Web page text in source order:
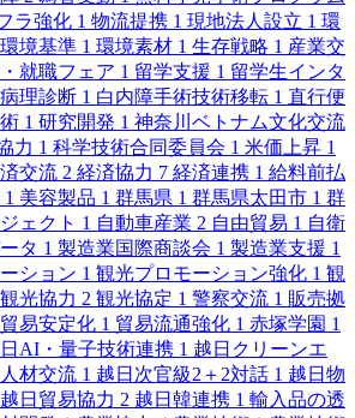
ラ強化 1 物流提携 1 現地法人設立 1 環
環境基準 1 環境素材 1 生存戦略 1 産業交
就職フェア 1 留学支援 1 留学生インタ
病理診断 1 白内障手術技術移転 1 直行便
1 研究開発 1 神奈川ベトナム文化交流
力 1 科学技術合同委員会 1 米価上昇 1
交流 2 経済協力 7 経済連携 1 給料前払
1 美容製品 1 群馬県 1 群馬県太田市 1 群
ェクト 1 自動車産業 2 自由貿易 1 自衛
タ 1 製造業国際商談会 1 製造業支援 1
ション 1 観光プロモーション強化 1 観
観光協力 2 観光協定 1 警察交流 1 販売拠
貿易安定化 1 貿易流通強化 1 赤塚学園 1
AI・量子技術連携 1 越日クリーンエ
材交流 1 越日次官級2＋2対話 1 越日物
越日貿易協力 2 越日韓連携 1 輸入品の透